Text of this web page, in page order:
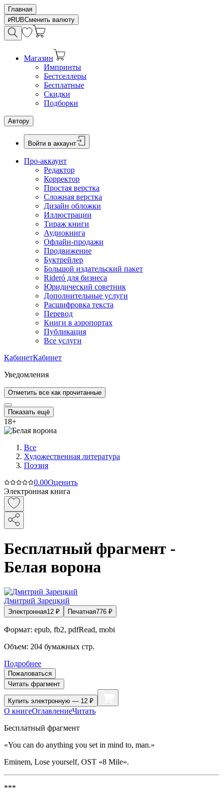
Главная
RUBСменить валюту
Магазин
Импринты
Бестселлеры
Бесплатные
Скидки
Подборки
Автору
Войти в аккаунт
Про-аккаунт
Редактор
Корректор
Простая верстка
Сложная верстка
Дизайн обложки
Иллюстрации
Тираж книги
Аудиокнига
Офлайн-продажи
Продвижение
Буктрейлер
Большой издательский пакет
Rideró для бизнеса
Юридический советник
Дополнительные услуги
Расшифровка текста
Перевод
Книги в аэропортах
Публикация
Все услуги
КабинетКабинет
Уведомления
Отметить все как прочитанные
Показать ещё
18+
Все
Художественная литература
Поэзия
0.00Оценить
Электронная книга
Бесплатный фрагмент -
Белая ворона
Дмитрий Зарецкий
Электронная12 ₽ Печатная776 ₽
Формат: epub, fb2, pdfRead, mobi
Объем: 204 бумажных стр.
Подробнее
Пожаловаться
Читать фрагмент
Купить электронную — 12 ₽
О книгеОглавлениеЧитать
Бесплатный фрагмент
«You can do anything you set in mind to, man.»
Eminem, Lose yourself, OST «8 Mile».
***